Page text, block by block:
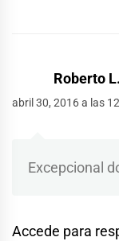
Roberto
abril 30, 2016 a las
Excepcional
Accede para